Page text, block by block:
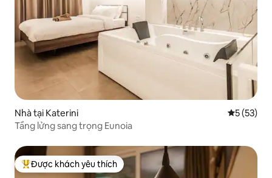
Nhà tại Katerini Xếp hạng
5 (53)
Tầng lửng sang trọng Eunoia
Được khách yêu thích nhất
Được khách yêu thích